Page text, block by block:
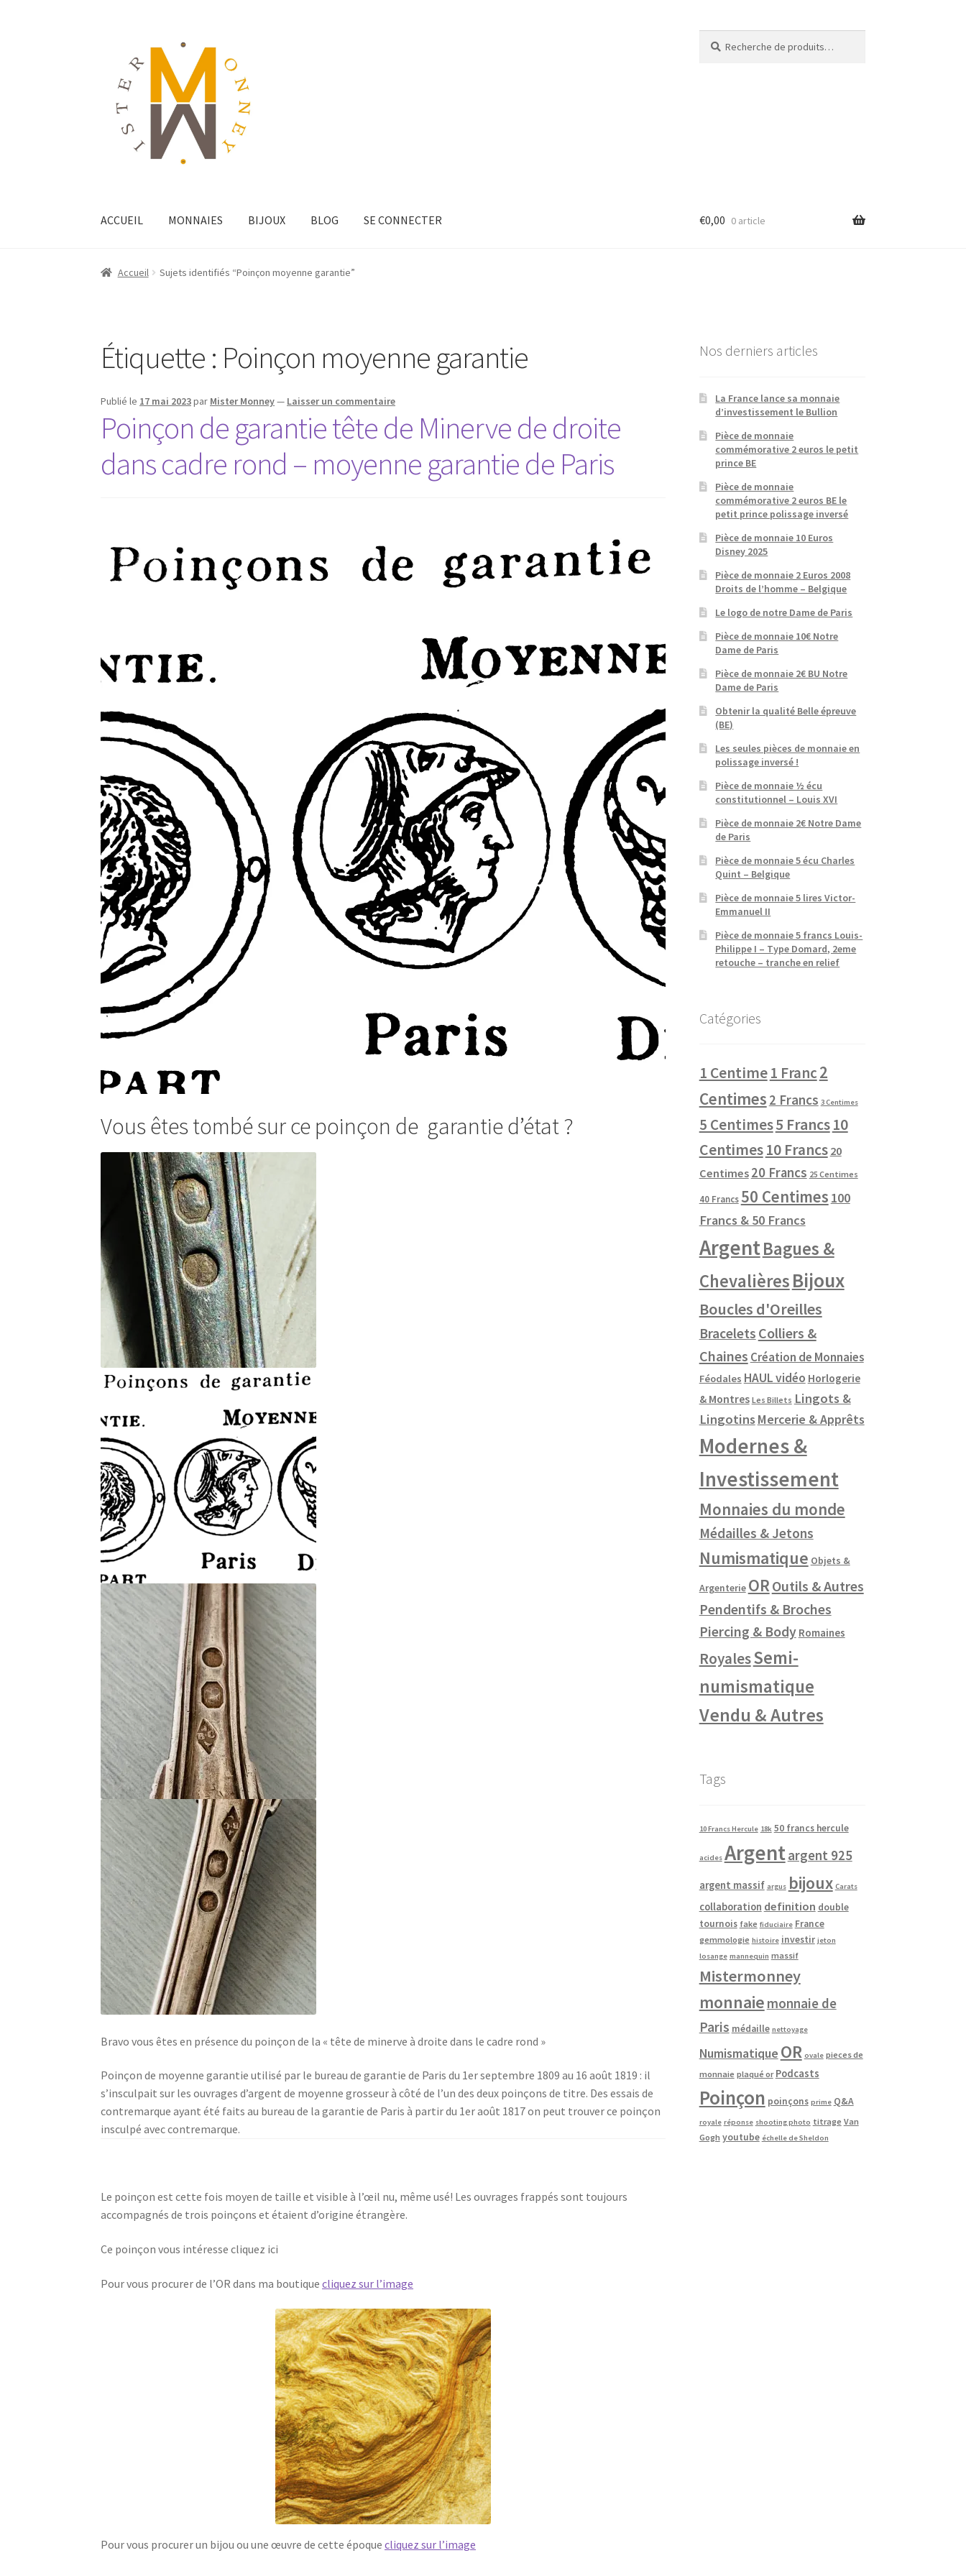
ACCUEIL MONNAIES BIJOUX BLOG SE CONNECTER €0,00 0 article
Accueil Sujets identifiés “Poinçon moyenne garantie”
Étiquette : Poinçon moyenne garantie
Publié le 17 mai 2023par Mister Monney— Laisser un commentaire
Poinçon de garantie tête de Minerve de droite
dans cadre rond – moyenne garantie de Paris
Vous êtes tombé sur ce poinçon de garantie d’état ?
Bravo vous êtes en présence du poinçon de la « tête de minerve à droite dans le cadre rond »
Poinçon de moyenne garantie utilisé par le bureau de garantie de Paris du 1er septembre 1809 au 16 août 1819 : il
s’insculpait sur les ouvrages d’argent de moyenne grosseur à côté de l’un des deux poinçons de titre. Des essais de
contremarque ayant été faits au bureau de la garantie de Paris à partir du 1er août 1817 on peut trouver ce poinçon
insculpé avec contremarque.
Le poinçon est cette fois moyen de taille et visible à l’œil nu, même usé! Les ouvrages frappés sont toujours
accompagnés de trois poinçons et étaient d’origine étrangère.
Ce poinçon vous intéresse cliquez ici
Pour vous procurer de l’OR dans ma boutiquecliquez sur l’image
Pour vous procurer un bijou ou une œuvre de cette époquecliquez sur l’image
Nos derniers articles
La France lance sa monnaie
d’investissement le Bullion
Pièce de monnaie
commémorative 2 euros le petit
prince BE
Pièce de monnaie
commémorative 2 euros BE le
petit prince polissage inversé
Pièce de monnaie 10 Euros
Disney 2025
Pièce de monnaie 2 Euros 2008
Droits de l’homme – Belgique
Le logo de notre Dame de Paris
Pièce de monnaie 10€ Notre
Dame de Paris
Pièce de monnaie 2€ BU Notre
Dame de Paris
Obtenir la qualité Belle épreuve
(BE)
Les seules pièces de monnaie en
polissage inversé !
Pièce de monnaie ½ écu
constitutionnel – Louis XVI
Pièce de monnaie 2€ Notre Dame
de Paris
Pièce de monnaie 5 écu Charles
Quint – Belgique
Pièce de monnaie 5 lires Victor-
Emmanuel II
Pièce de monnaie 5 francs Louis-
Philippe I – Type Domard, 2eme
retouche – tranche en relief
Catégories
1 Centime1 Franc2
Centimes 2 Francs 3 Centimes
5 Centimes5 Francs10
Centimes10 Francs 20
Centimes 20 Francs 25 Centimes
40 Francs 50 Centimes 100
Francs & 50 Francs
ArgentBagues &
ChevalièresBijoux
Boucles d'Oreilles
Bracelets Colliers &
Chaines Création de Monnaies
Féodales HAUL vidéo Horlogerie
& Montres Les Billets Lingots &
Lingotins Mercerie & Apprêts
Modernes &
Investissement
Monnaies du monde
Médailles & Jetons
Numismatique Objets &
Argenterie OR Outils & Autres
Pendentifs & Broches
Piercing & Body Romaines
RoyalesSemi-
numismatique
Vendu & Autres
Tags
10 Francs Hercule 18k 50 francs hercule
acides Argentargent 925
argent massif argus bijoux Carats
collaboration definition double
tournois fake fiduciaire France
gemmologie histoire investir jeton
losange mannequin massif
Mistermonney
monnaie monnaie de
Paris médaille nettoyage
Numismatique OR ovale pieces de
monnaie plaqué or Podcasts
Poinçon poinçons prime Q&A
royale réponse shooting photo titrage Van
Gogh youtube échelle de Sheldon